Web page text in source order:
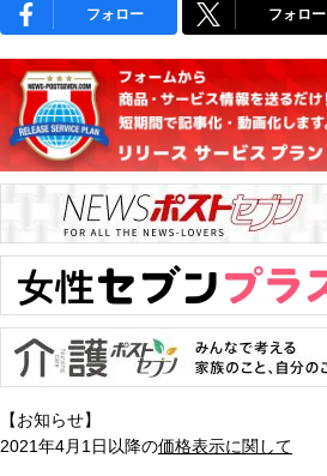
フォロー フォロー
【お知らせ】
2021年4月1日以降の価格表示に関して